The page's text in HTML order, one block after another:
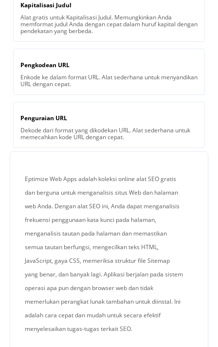
Kapitalisasi Judul
Alat gratis untuk Kapitalisasi Judul. Memungkinkan Anda
memformat judul Anda dengan cepat dalam huruf kapital dengan
pendekatan yang berbeda.
Pengkodean URL
Enkode ke dalam format URL. Alat sederhana untuk menyandikan
URL dengan cepat.
Penguraian URL
Dekode dari format yang dikodekan URL. Alat sederhana untuk
memecahkan kode URL dengan cepat.
Eptimize Web Apps adalah koleksi online alat SEO gratis
dan berguna untuk menganalisis situs Web dan halaman
web Anda. Dengan alat SEO ini, Anda dapat menganalisis
frekuensi penggunaan kata kunci pada halaman,
menganalisis tautan pada halaman dan memastikan
semua tautan berfungsi, mengecilkan teks HTML,
JavaScript, gaya CSS, memeriksa struktur file Sitemap
yang benar, dan banyak lagi. Aplikasi berjalan pada sistem
operasi apa pun dengan browser web dan tidak
memerlukan perangkat lunak tambahan untuk diinstal. Ini
adalah cara cepat dan mudah untuk secara efektif
menyelesaikan tugas-tugas terkait SEO.